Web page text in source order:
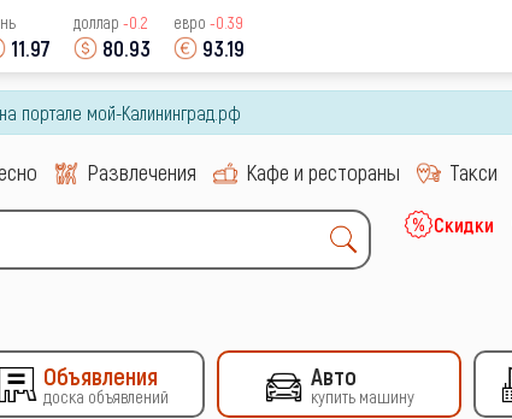
11.97
доллар -0.2
80.93
евро -0.39
93.19
портале мой-Калининград.рф
Развлечения Кафе и рестораны Такси
Скидки
Объявления
доска объявлений
Авто
купить машину